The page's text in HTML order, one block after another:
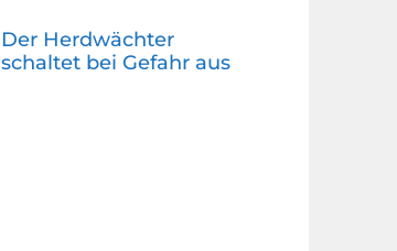
Der Herdwächter
schaltet bei Gefahr aus